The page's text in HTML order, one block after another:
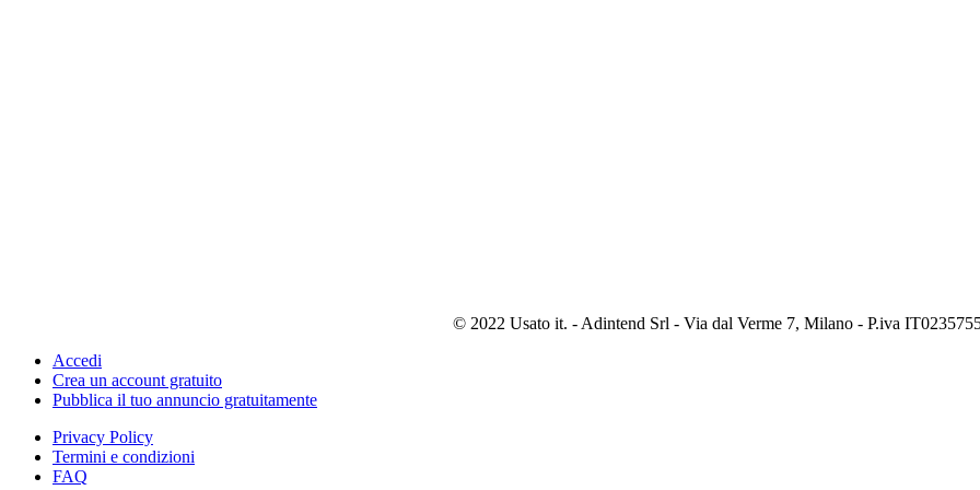
© 2022 Usato it. - Adintend Srl - Via dal Verme 7, Milano - P.iva
Accedi
Crea un account gratuito
Pubblica il tuo annuncio gratuitamente
Privacy Policy
Termini e condizioni
FAQ